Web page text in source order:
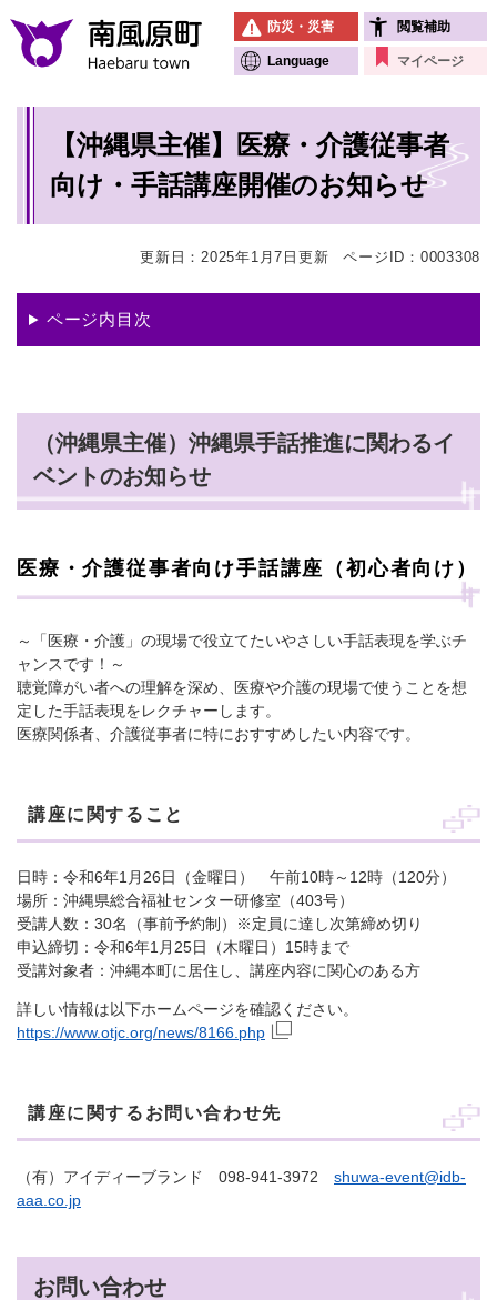
メニューを飛ばして本文へ
防災・災害 閲覧補助
Language マイページ
【沖縄県主催】医療・介護従事者
向け・手話講座開催のお知らせ
更新日：2025年1月7日更新 ページID：0003308
ページ内目次
（沖縄県主催）沖縄県手話推進に関わるイ
ベントのお知らせ
医療・介護従事者向け手話講座（初心者向け）
～「医療・介護」の現場で役立てたいやさしい手話表現を学ぶチ
ャンスです！～
聴覚障がい者への理解を深め、医療や介護の現場で使うことを想
定した手話表現をレクチャーします。
医療関係者、介護従事者に特におすすめしたい内容です。
講座に関すること
日時：令和6年1月26日（金曜日） 午前10時～12時（120分）
場所：沖縄県総合福祉センター研修室（403号）
受講人数：30名（事前予約制）※定員に達し次第締め切り
申込締切：令和6年1月25日（木曜日）15時まで
受講対象者：沖縄本町に居住し、講座内容に関心のある方
詳しい情報は以下ホームページを確認ください。
https://www.otjc.org/news/8166.php
講座に関するお問い合わせ先
（有）アイディーブランド 098-941-3972 shuwa-event@idb-
aaa.co.jp
お問い合わせ